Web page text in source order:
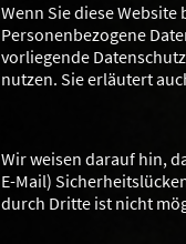
Wenn Sie diese
Personenbezogene
vorliegende
nutzen. Sie erläutert
Wir weisen darauf hin,
E-Mail)
durch Dritte ist nicht